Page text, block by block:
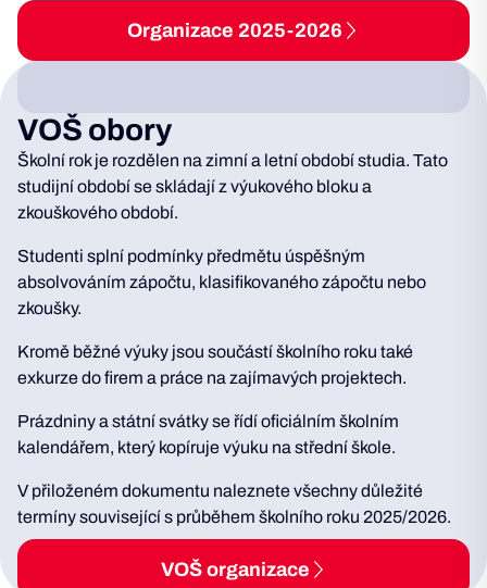
Organizace 2025-2026
VOŠ obory
Školní rok je rozdělen na zimní a letní období studia. Tato
studijní období se skládají z výukového bloku a
zkouškového období.
Studenti splní podmínky předmětu úspěšným
absolvováním zápočtu, klasifikovaného zápočtu nebo
zkoušky.
Kromě běžné výuky jsou součástí školního roku také
exkurze do firem a práce na zajímavých projektech.
Prázdniny a státní svátky se řídí oficiálním školním
kalendářem, který kopíruje výuku na střední škole.
V přiloženém dokumentu naleznete všechny důležité
termíny související s průběhem školního roku 2025/2026.
VOŠ organizace